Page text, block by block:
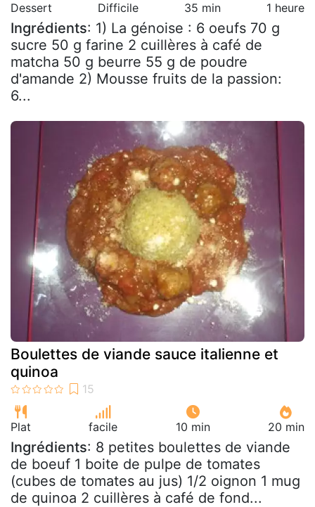
Dessert Difficile 35 min 1 heure
Ingrédients: 1) La génoise : 6 oeufs 70 g
sucre 50 g farine 2 cuillères à café de
matcha 50 g beurre 55 g de poudre
d'amande 2) Mousse fruits de la passion:
6...
Boulettes de viande sauce italienne et
quinoa
Plat facile 10 min 20 min
Ingrédients: 8 petites boulettes de viande
de boeuf 1 boite de pulpe de tomates
(cubes de tomates au jus) 1/2 oignon 1 mug
de quinoa 2 cuillères à café de fond...